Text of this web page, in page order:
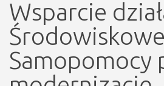
Wsparcie
Samopomocy